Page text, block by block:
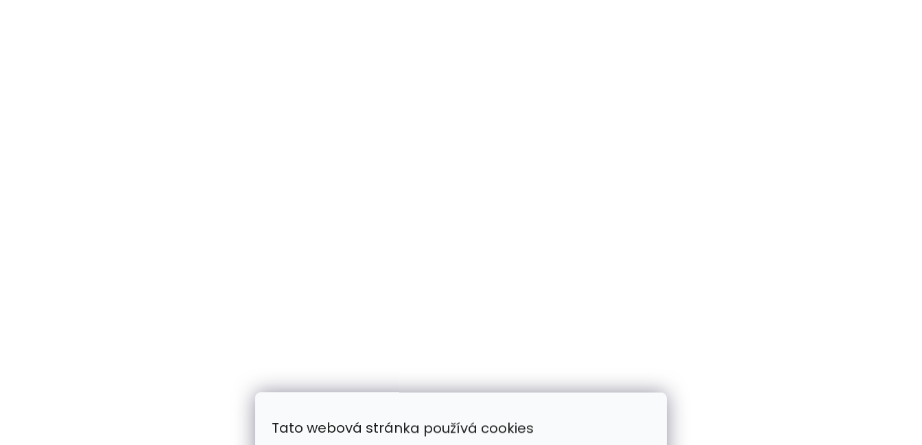
Tato webová stránka používá cookies